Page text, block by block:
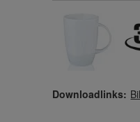
Downloadlinks: